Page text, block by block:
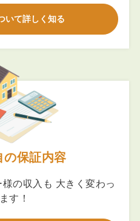
いて詳しく知る
の保証内容
の収入も 大きく変わっ
す！